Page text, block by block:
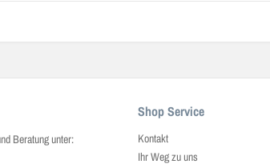
Beratung unter:
Shop Service
Kontakt
Ihr Weg zu uns